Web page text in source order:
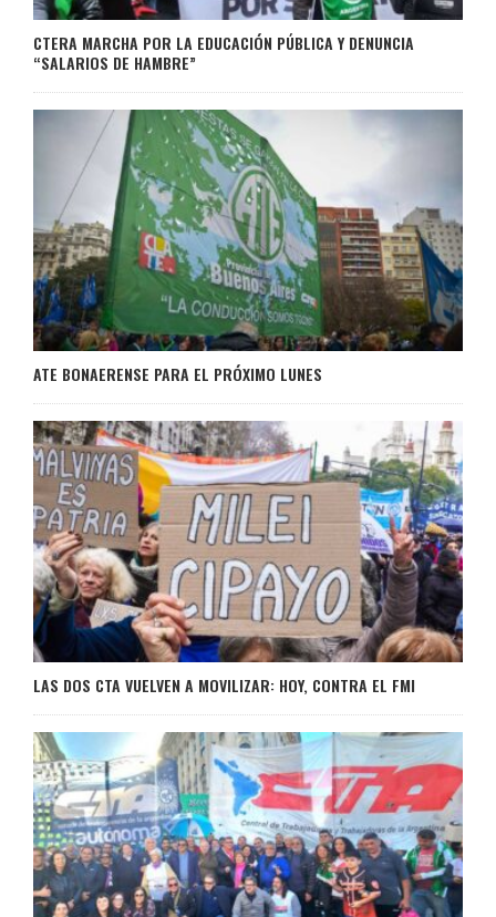
CTERA MARCHA POR LA EDUCACIÓN PÚBLICA Y DENUNCIA
“SALARIOS DE HAMBRE”
ATE BONAERENSE PARA EL PRÓXIMO LUNES
LAS DOS CTA VUELVEN A MOVILIZAR: HOY, CONTRA EL FMI